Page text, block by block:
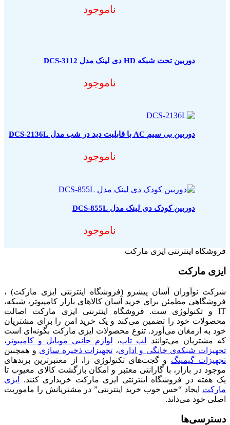
ناموجود
دوربین تحت شبکه HD دی لینک مدل DCS-3112
ناموجود
دوربین بی سیم AC با قابلیت دید در شب مدل DCS-2136L
ناموجود
دوربین کودک دی لینک مدل DCS-855L
ناموجود
فروشگاه اینترنتی ایزی مارکت
ایزی مارکت
شرکت نوآوران آسان پیشرو (فروشگاه اینترنتی ایزی مارکت) ،
فروشگاهی مطمئن برای خرید آسان کالاهای بازار کامپیوتر، شبکه،
IT و تکنولوژی ست. فروشگاه اینترنتی ایزی مارکت اصالت
محصولات خود را تضمین می‌کند و یک خرید امن را برای مشتریان
خود به ارمغان می‌آورد. تنوع محصولات ایزی مارکت بگونه‌ای است
که مشتریان می‌توانند لپ تاپ، لوازم جانبی موبایل و کامپیوتر ،
تجهیزات شبکه‌ی خانگی و اداری، تجهیزات ذخیره سازی و همچنین
تجهیزات گیمینگ و گجت‌های تکنولوژی را، از معتبرترین برندهای
موجود در بازار، با گارانتی معتبر و امکان بازگشت کالای معیوب تا
یک هفته در فروشگاه اینترنتی ایزی مارکت خریداری کنند.
ایزی
مارکت ایجاد “حس خوب خرید اینترنتی” در مشتریانش را ماموریت
اصلی خود می‌داند.
دسترسی‌ها